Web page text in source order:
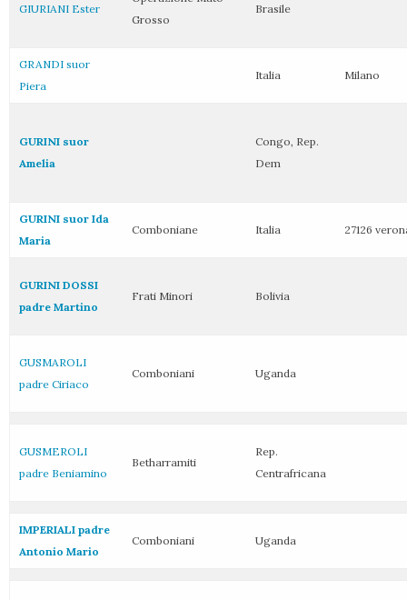
GIURIANI Ester
Grosso
Brasile
GRANDI suor
Piera
Italia Milano
GURINI suor
Amelia
Congo, Rep.
Dem
GURINI suor Ida
Maria
Comboniane Italia 27126
GURINI DOSSI
padre Martino
Frati Minori Bolivia
GUSMAROLI
padre Ciriaco
Comboniani Uganda
GUSMEROLI
padre Beniamino
Betharramiti
Rep.
Centrafricana
IMPERIALI padre
Antonio Mario
Comboniani Uganda